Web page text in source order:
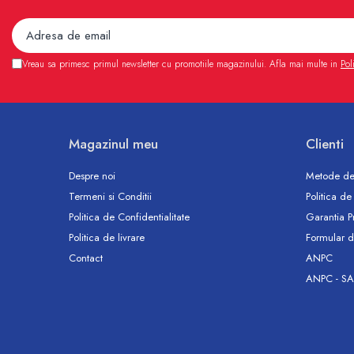
Accesorii consumabile sterilizator
UV
Accesorii consumabile
Incalzire in pardoseala
Automatizare incalzire in
pardoseala
Cutie distribuitor incalzire in
Vreau sa primesc primul newsletter cu promotiile magazinului. Afla mai multe in
Magazinul meu
Despre noi
Termeni si Conditii
Politica de Confidentialitate
Politica de livrare
Contact
Clienti
Metode
Politica de
Garantia
Formular
ANPC
ANPC -